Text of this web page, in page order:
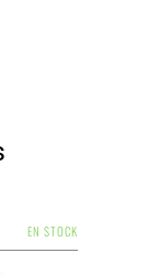
EN STOCK